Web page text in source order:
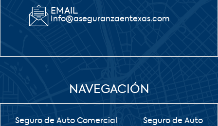
EMAIL
Info@aseguranzaentexas.com
NAVEGACIÓN
Seguro de Auto Comercial Seguro de Auto